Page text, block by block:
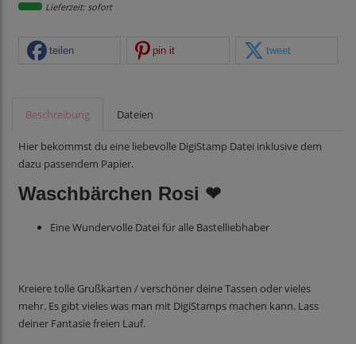
Lieferzeit: sofort
teilen pin it tweet
Beschreibung Dateien
Hier bekommst du eine liebevolle DigiStamp Datei inklusive dem
dazu passendem Papier.
Waschbärchen Rosi ❤
Eine Wundervolle Datei für alle Bastelliebhaber
Kreiere tolle Grußkarten / verschöner deine Tassen oder vieles
mehr. Es gibt vieles was man mit DigiStamps machen kann. Lass
deiner Fantasie freien Lauf.